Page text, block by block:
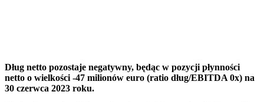
Dług netto pozostaje negatywny, będąc w pozycji płynności
netto o wielkości -47 milionów euro (ratio dług/EBITDA 0x) na
30 czerwca 2023 roku.